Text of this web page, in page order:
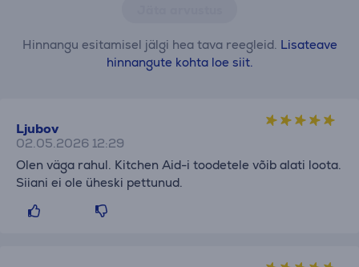
Hinnangu esitamisel jälgi hea tava reegleid. Lisateave
hinnangute kohta loe siit.
Ljubov
02.05.2026 12:29
Olen väga rahul. Kitchen Aid-i toodetele võib alati loota.
Siiani ei ole üheski pettunud.